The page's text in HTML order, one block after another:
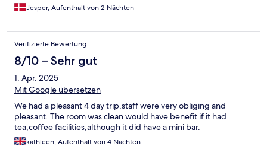
Jesper, Aufenthalt von 2 Nächten
Verifizierte Bewertung
8/10 – Sehr gut
1. Apr. 2025
Mit Google übersetzen
We had a pleasant 4 day trip,staff were very obliging and
pleasant. The room was clean would have benefit if it had
tea,coffee facilities,although it did have a mini bar.
kathleen, Aufenthalt von 4 Nächten